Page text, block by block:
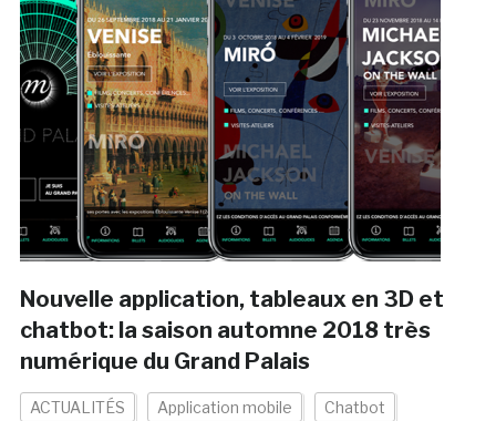
Nouvelle application, tableaux en 3D et
chatbot: la saison automne 2018 très
numérique du Grand Palais
ACTUALITÉS Application mobile Chatbot